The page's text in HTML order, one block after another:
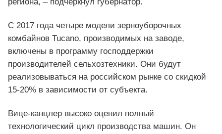
С 2017 года четыре модели зерноуборочных
комбайнов Tucano, производимых на заводе,
включены в программу господдержки
производителей сельхозтехники. Они будут
реализовываться на российском рынке со скидкой
15-20% в зависимости от субъекта.
Вице-канцлер высоко оценил полный
технологический цикл производства машин. Он